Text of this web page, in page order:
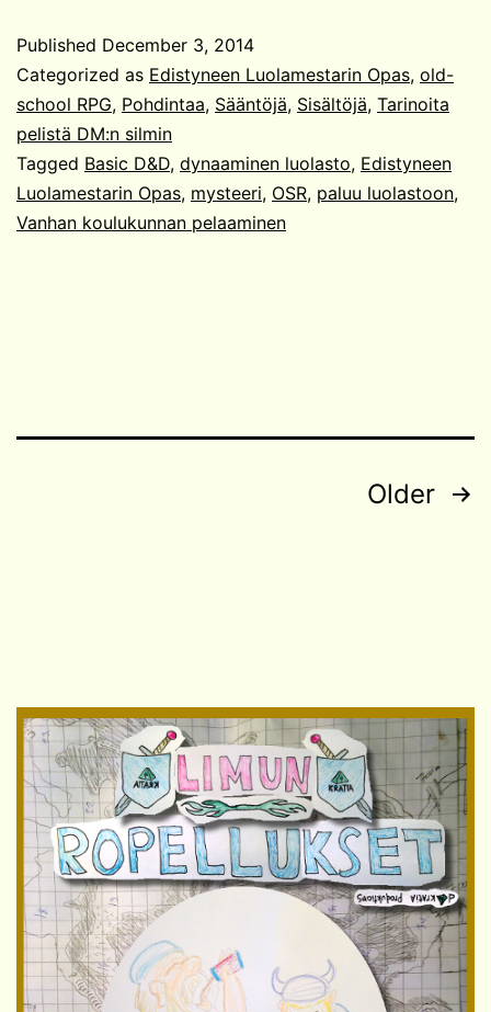
Jatkuva
kampanja
Published December 3, 2014
Categorized as Edistyneen Luolamestarin Opas, old-
school RPG, Pohdintaa, Sääntöjä, Sisältöjä, Tarinoita
pelistä DM:n silmin
Tagged Basic D&D, dynaaminen luolasto, Edistyneen
Luolamestarin Opas, mysteeri, OSR, paluu luolastoon,
Vanhan koulukunnan pelaaminen
Older